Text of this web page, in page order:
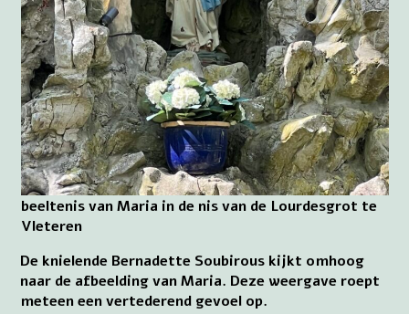
beeltenis van Maria in de nis van de Lourdesgrot te
Vleteren
De knielende Bernadette Soubirous kijkt omhoog
naar de afbeelding van Maria. Deze weergave roept
meteen een vertederend gevoel op.